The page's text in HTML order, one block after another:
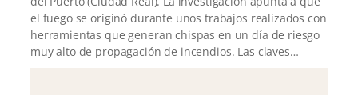
el fuego se originó durante unos trabajos realizados con
herramientas que generan chispas en un día de riesgo
muy alto de propagación de incendios. Las claves…